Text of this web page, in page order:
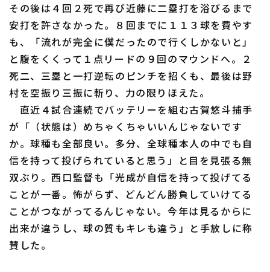
ファーム西地区
交流戦
東北楽天ゴールデンイーグルス
埼玉西武ライオンズ
千葉ロッテマリーンズ
オリックス・バファローズ
福岡ソフトバンクホークス
設定
その後は４回２死で再び近藤に二塁打を浴びるまで
安打を許さなかった。８回までに１１３球を費やす
も、「流れが完全に僕だったので行くしかないと」
と腹をくくって１点リードの９回のマウンドへ。２
死二、三塁と一打逆転のピンチを招くも、最後は野
村を空振り三振に斬り、力の限りほえた。
直近４試合連続でバッテリーを組む古賀悠斗捕手
が「（状態は）めちゃくちゃいいんじゃないです
か。球種も全部良い。多分、全球種本人の中でも自
信を持って投げられていると思う」と目を見張る無
双ぶり。西口監督も「光成が自信を持って投げてる
ことが一番。怖がらず、どんどん勝負していけてる
ことがつながってるんじゃない。今年は見るからに
出来が違うし、球の質もキレも違う」と手放しに称
賛した。